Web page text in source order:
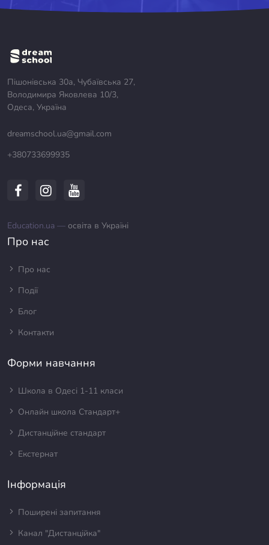
Пішонівська 30а, Чубаївська 27,
Володимира Яковлева 10/3,
Одеса, Україна
dreamschool.ua@gmail.com
+380733699935
Education.ua — освіта в Україні
Про нас
Про нас
Події
Блог
Контакти
Форми навчання
Школа в Одесі 1-11 класи
Онлайн школа Стандарт+
Дистанційне стандарт
Екстернат
Інформація
Поширені запитання
Канал "Дистанційка"